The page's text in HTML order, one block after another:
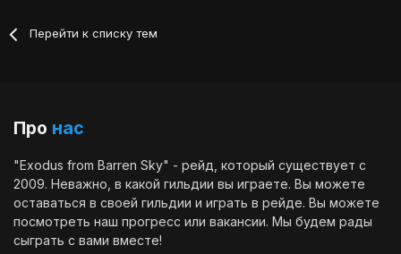
Перейти к списку тем
Про нас
"Exodus from Barren Sky" - рейд, который существует с
2009. Неважно, в какой гильдии вы играете. Вы можете
оставаться в своей гильдии и играть в рейде. Вы можете
посмотреть наш прогресс или вакансии. Мы будем рады
сыграть с вами вместе!